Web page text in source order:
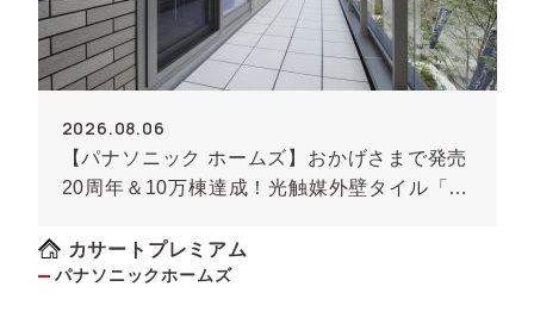
2026.08.06
【パナソニック ホームズ】おかげさまで発売
20周年＆10万棟達成！光触媒外壁タイル「キ
カサートプレミアム
パナソニックホームズ